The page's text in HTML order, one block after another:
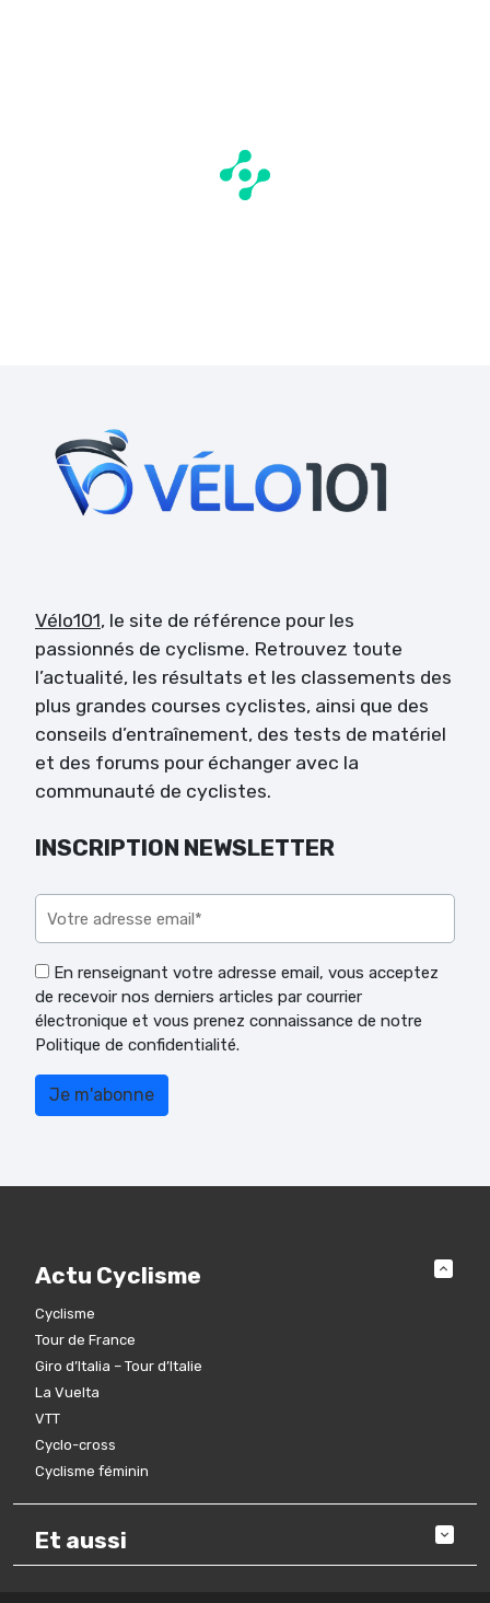
Vélo101, le site de référence pour les
passionnés de cyclisme. Retrouvez toute
l’actualité, les résultats et les classements des
plus grandes courses cyclistes, ainsi que des
conseils d’entraînement, des tests de matériel
et des forums pour échanger avec la
communauté de cyclistes.
INSCRIPTION NEWSLETTER
En renseignant votre adresse email, vous acceptez
de recevoir nos derniers articles par courrier
électronique et vous prenez connaissance de notre
Politique de confidentialité.
Actu Cyclisme
Cyclisme
Tour de France
Giro d’Italia – Tour d’Italie
La Vuelta
VTT
Cyclo-cross
Cyclisme féminin
Et aussi